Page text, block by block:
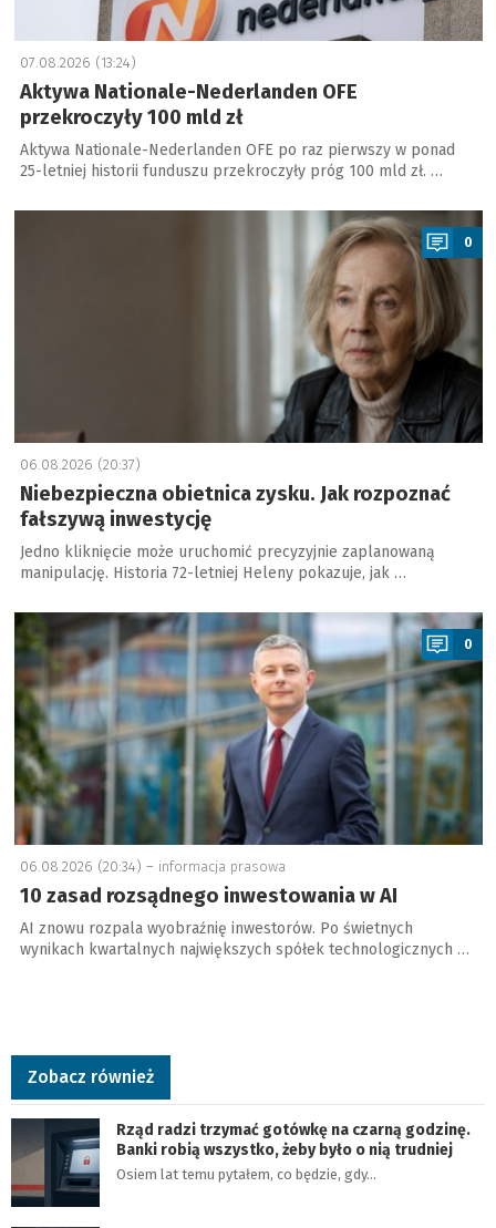
07.08.2026 (13:24)
Aktywa Nationale-Nederlanden OFE
przekroczyły 100 mld zł
Aktywa Nationale-Nederlanden OFE po raz pierwszy w ponad
25-letniej historii funduszu przekroczyły próg 100 mld zł. …
a
0
06.08.2026 (20:37)
Niebezpieczna obietnica zysku. Jak rozpoznać
fałszywą inwestycję
Jedno kliknięcie może uruchomić precyzyjnie zaplanowaną
manipulację. Historia 72-letniej Heleny pokazuje, jak …
a
0
06.08.2026 (20:34) – informacja prasowa
10 zasad rozsądnego inwestowania w AI
AI znowu rozpala wyobraźnię inwestorów. Po świetnych
wynikach kwartalnych największych spółek technologicznych …
Zobacz również
Rząd radzi trzymać gotówkę na czarną godzinę.
Banki robią wszystko, żeby było o nią trudniej
Osiem lat temu pytałem, co będzie, gdy…